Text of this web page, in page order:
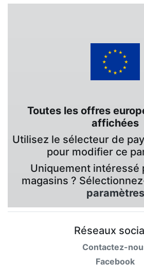
Toutes les offres
affichées
Utilisez le sélecteur de
pour modifier ce
Uniquement intéressé
magasins ?
paramètres
Réseaux
Contactez-
Facebook